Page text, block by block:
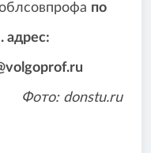
по
адрес:
volgoprof.ru
Фото: donstu.ru